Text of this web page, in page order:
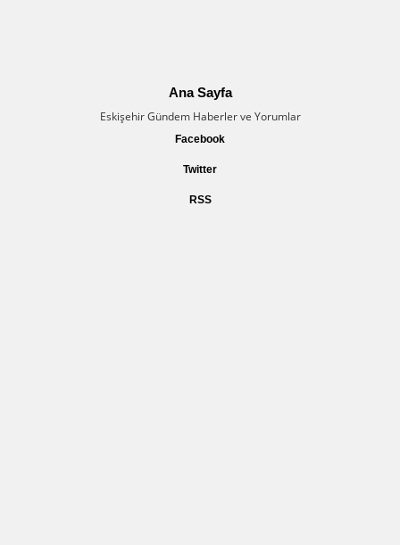
Ana Sayfa
Eskişehir Gündem Haberler ve Yorumlar
Facebook
Twitter
RSS